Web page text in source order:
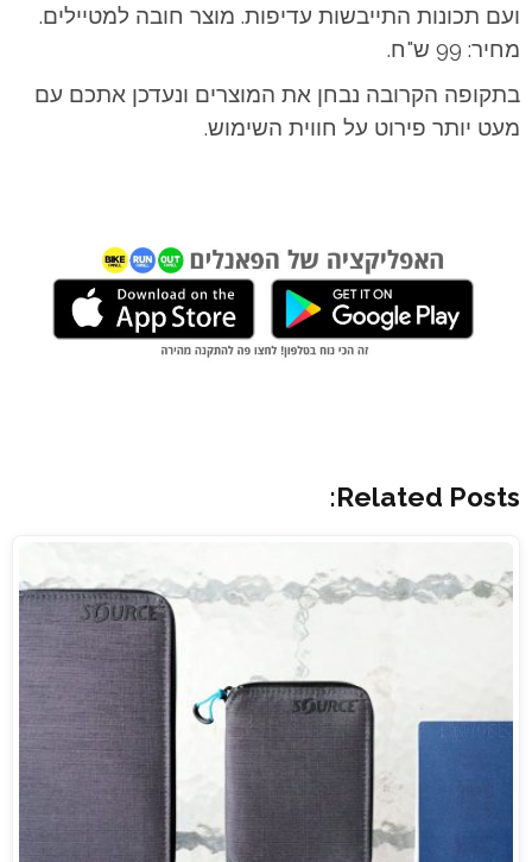
ועם תכונות התייבשות עדיפות. מוצר חובה למטיילים.
מחיר: 99 ש"ח.
בתקופה הקרובה נבחן את המוצרים ונעדכן אתכם עם
מעט יותר פירוט על חווית השימוש.
Related Posts: